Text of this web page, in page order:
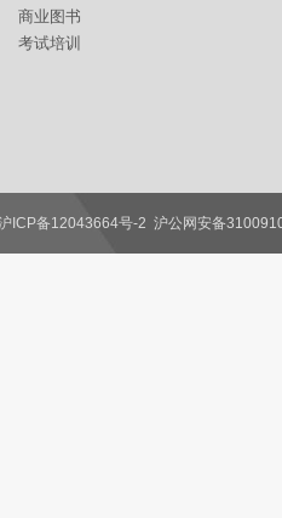
商业图书
考试培训
ICP备12043664号-2 沪公网安备